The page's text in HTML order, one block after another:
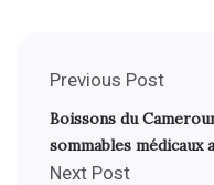
Previous Post
Boissons du
sommables médicaux
Next Post